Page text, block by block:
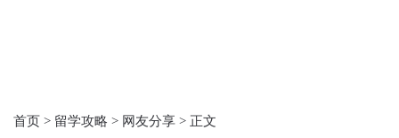
首页 > 留学攻略 > 网友分享 > 正文